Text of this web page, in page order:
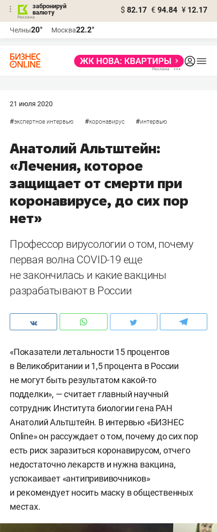
забронируй
валюту
$ 82.17 € 94.84 ¥ 12.17
Челны20° Москва22.2°
21 июля 2020
#экспертное интервью #коронавирус #интервью
Анатолий Альтштейн:
«Лечения, которое
защищает от смерти при
коронавирусе, до сих пор
нет»
Профессор вирусологии о том, почему
первая волна COVID-19 еще
не закончилась и какие вакцины
разрабатывают в России
«Показатели летальности 15 процентов
в Великобритании и 1,5 процента в России
не могут быть результатом какой-то
подделки», — считает главный научный
сотрудник Института биологии гена РАН
Анатолий Альтштейн. В интервью «БИЗНЕС
Online» он рассуждает о том, почему до сих пор
есть риск заразиться коронавирусом, отчего
недостаточно лекарств и нужна вакцина,
успокаивает «антипрививочников»
и рекомендует носить маску в общественных
местах.